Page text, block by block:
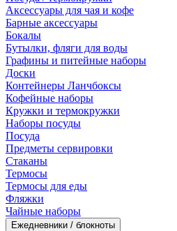
Аксессуары для чая и кофе
Барные аксессуары
Бокалы
Бутылки, фляги для воды
Графины и питейные наборы
Доски
Контейнеры Ланчбоксы
Кофейные наборы
Кружки и термокружки
Наборы посуды
Посуда
Предметы сервировки
Стаканы
Термосы
Термосы для еды
Фляжки
Чайные наборы
Ежедневники / блокноты